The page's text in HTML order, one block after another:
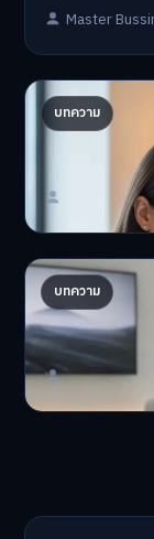
Master
บทความ
ปรับพอร์ตรับ
ให้พัง
'เงินดิจิทัล 2.0'
Master
บทความ
AI จัดพอร์ต
จอ
AI จัดพอร์ตให้ปัง
Master